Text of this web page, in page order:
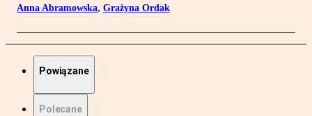
Anna Abramowska, Grażyna Ordak
Powiązane
Polecane